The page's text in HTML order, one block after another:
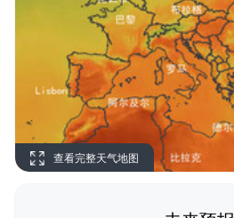
查看完整天气地图